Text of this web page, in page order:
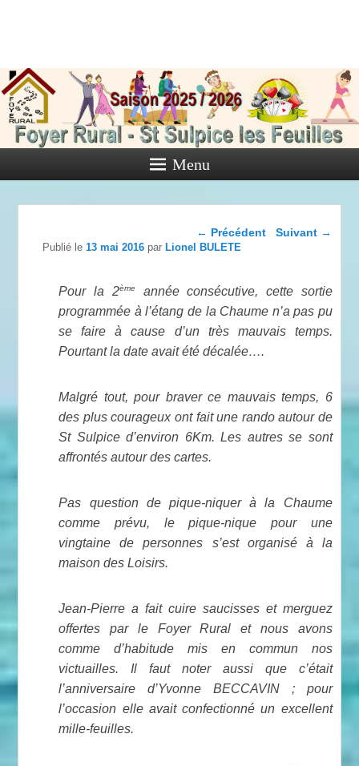
de Saint
Sulpice les
Feuilles
Activités diverses de l'Association
Menu
Navigation dans les
← Précédent Suivant →
Publié le13 mai 2016 parLionel BULETE
Pour la 2èmeannée consécutive, cette sortie
programmée à l’étang de la Chaume n’a pas pu
se faire à cause d’un très mauvais temps.
Pourtant la date avait été décalée….
Malgré tout, pour braver ce mauvais temps, 6
des plus courageux ont fait une rando autour de
St Sulpice d’environ 6Km. Les autres se sont
affrontés autour des cartes.
Pas question de pique-niquer à la Chaume
comme prévu, le pique-nique pour une
vingtaine de personnes s’est organisé à la
maison des Loisirs.
Jean-Pierre a fait cuire saucisses et merguez
offertes par le Foyer Rural et nous avons
comme d’habitude mis en commun nos
victuailles. Il faut noter aussi que c’était
l’anniversaire d’Yvonne BECCAVIN ; pour
l’occasion elle avait confectionné un excellent
mille-feuilles.